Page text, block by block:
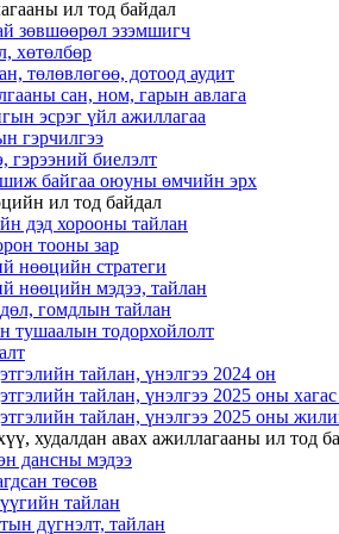
ил тод байдал
зөвшөөрөл эзэмшигч
хөтөлбөр
төлөвлөгөө, дотоод аудит
сан, ном, гарын авлага
эсрэг үйл ажиллагаа
гэрчилгээ
гэрээний биелэлт
байгаа оюуны өмчийн эрх
ил тод байдал
дэд хорооны тайлан
тооны зар
нөөцийн стратеги
нөөцийн мэдээ, тайлан
гомдлын тайлан
тушаалын тодорхойлолт
тайлан, үнэлгээ 2024 он
тайлан, үнэлгээ 2025 оны
тайлан, үнэлгээ 2025 оны
худалдан авах ажиллагааны ил тод
дансны мэдээ
төсөв
тайлан
дүгнэлт, тайлан